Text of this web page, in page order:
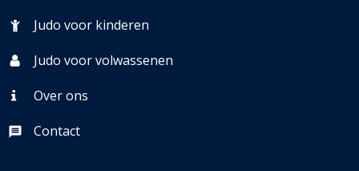
Judo voor kinderen
Judo voor volwassenen
Over ons
Contact